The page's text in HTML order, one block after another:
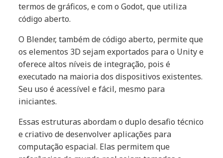
termos de gráficos, e com o Godot, que utiliza
código aberto.
O Blender, também de código aberto, permite que
os elementos 3D sejam exportados para o Unity e
oferece altos níveis de integração, pois é
executado na maioria dos dispositivos existentes.
Seu uso é acessível e fácil, mesmo para
iniciantes.
Essas estruturas abordam o duplo desafio técnico
e criativo de desenvolver aplicações para
computação espacial. Elas permitem que